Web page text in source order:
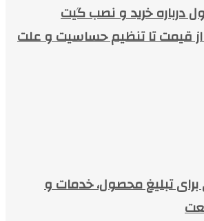
درباره خرید و نصب گیت
قیمت تا تنظیم حساسیت و علت
تبلیغ محصول، خدمات و